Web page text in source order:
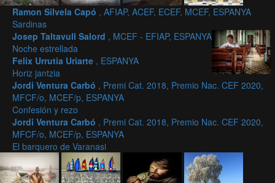
Ramon Silvela Capó , AFIAP, ACEF, ECEF, MCEF, ESPANYA
Sardinas
Josep Taltavull Salord , MCEF - EFIAP, ESPANYA
Noche estrellada
Felix Urrutia Uriarte , ESPANYA
Horiz jantzia
Jordi Ventura Carbó , Premi Cat. 2018, Premio Nac. CEF 2020,
MFCF/o, MCEF/p, ESPANYA
Confesión y rezo
Jordi Ventura Carbó , Premi Cat. 2018, Premio Nac. CEF 2020,
MFCF/o, MCEF/p, ESPANYA
El barquero de Varanasi